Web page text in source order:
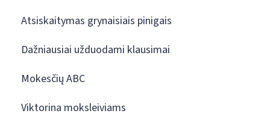
Atsiskaitymas grynaisiais pinigais
Dažniausiai užduodami klausimai
Mokesčių ABC
Viktorina moksleiviams